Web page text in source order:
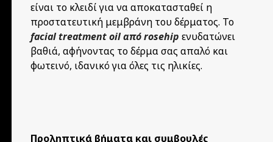
είναι το κλειδί για να αποκατασταθεί η
προστατευτική μεμβράνη του δέρματος. Το
facial treatment oil από rosehip ενυδατώνει
βαθιά, αφήνοντας το δέρμα σας απαλό και
φωτεινό, ιδανικό για όλες τις ηλικίες.
Προληπτικά βήματα και συμβουλές